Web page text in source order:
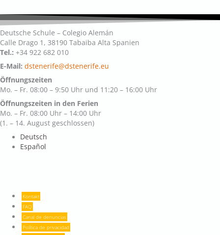
Deutsche Schule – Colegio Alemán
Calle Drago 1, 38190 Tabaiba Alta Spanien
Tel.: +34 922 682 010
E-Mail: dstenerife@dstenerife.eu
Öffnungszeiten
Mo. – Fr. 08:00 – 9:50 Uhr und 11:20 – 16:00 Uhr
Öffnungszeiten in den Ferien
Mo. – Fr. 08:00 Uhr – 14:00 Uhr
(1. – 14. August geschlossen)
Deutsch
Español
Kontakt
FAQ
Canal de denuncias
Política de privacidad